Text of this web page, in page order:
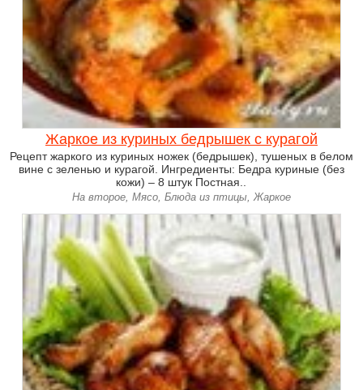
Жаркое из куриных бедрышек с курагой
Рецепт жаркого из куриных ножек (бедрышек), тушеных в белом
вине с зеленью и курагой. Ингредиенты: Бедра куриные (без
кожи) – 8 штук Постная..
На второе, Мясо, Блюда из птицы, Жаркое